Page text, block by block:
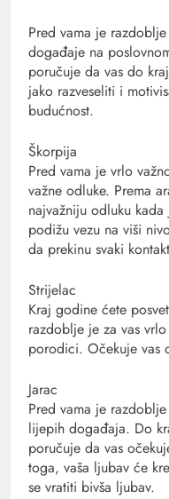
Pred vama je
događaje na
poručuje da vas do
jako razveseliti i
budućnost.
Škorpija
Pred vama je vrlo
važne odluke. Prema
najvažniju odluku
podižu vezu na viši
da prekinu svaki
Strijelac
Kraj godine ćete
razdoblje je za vas
porodici. Očekuje vas
Jarac
Pred vama je
lijepih događaja. Do
poručuje da vas
toga, vaša ljubav će
se vratiti bivša ljubav.